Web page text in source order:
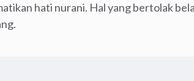
hati nurani. Hal yang bertolak